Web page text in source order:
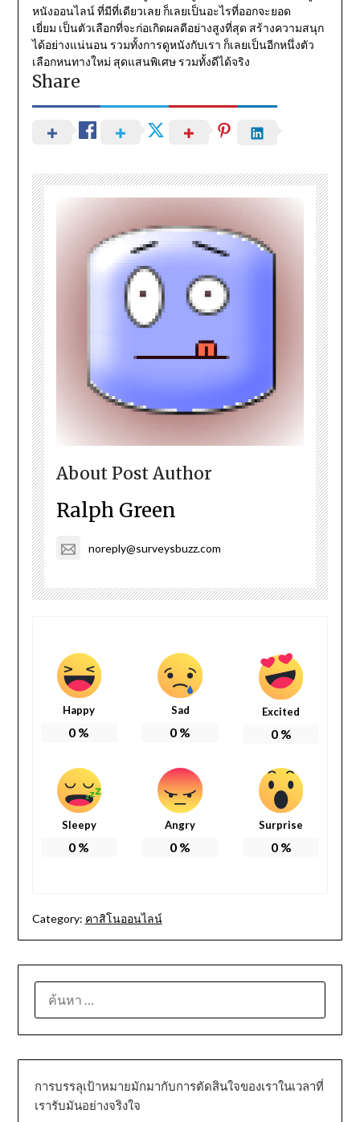
หนังออนไลน์ ที่มีที่เดียวเลย ก็เลยเป็นอะไรที่ออกจะยอด
เยี่ยม เป็นตัวเลือกที่จะก่อเกิดผลดีอย่างสูงที่สุด สร้างความสนุก
ได้อย่างแน่นอน รวมทั้งการดูหนังกับเรา ก็เลยเป็นอีกหนึ่งตัว
เลือกหนทางใหม่ สุดแสนพิเศษ รวมทั้งดีได้จริง
Share
About Post Author
Ralph Green
noreply@surveysbuzz.com
Happy
0 %
Sad
0 %
Excited
0%
Sleepy
0 %
Angry
0 %
Surprise
0%
Category: คาสิโนออนไลน์
ค้นหา
สำหรับ:
การบรรลุเป้าหมายมักมากับการตัดสินใจของเราในเวลาที่
เรารับมันอย่างจริงใจ